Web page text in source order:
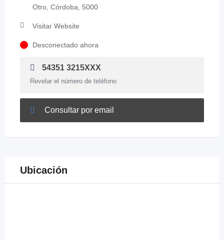
Otro, Córdoba, 5000
Visitar Website
Desconectado ahora
54351 3215XXX
Revelar el número de teléfono
Consultar por email
Ubicación